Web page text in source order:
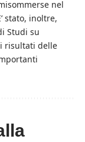
nel
stato, inoltre,
Studi su
risultati delle